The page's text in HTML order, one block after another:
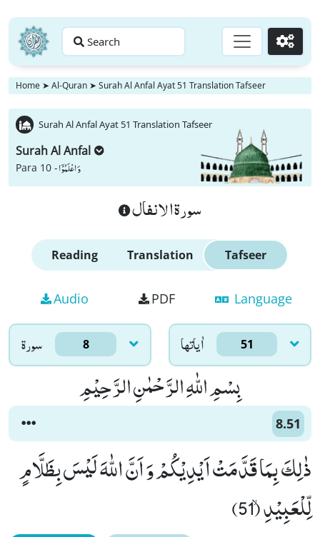
Search Go
Home ➤ Al-Quran ➤ Surah Al Anfal Ayat 51 Translation Tafseer
Surah Al Anfal Ayat 51 Translation Tafseer
Surah Al Anfal
Para 10 -وَ اعْلَمُوْۤا
سورة الانفال
Reading Translation Tafseer
Audio PDF Language
سورۃ 8 اٰياتها 51
بِسْمِ اللّٰهِ الرَّحْمٰنِ الرَّحِیْمِ
8.51
ذٰلِكَ بِمَا قَدَّمَتْ اَیْدِیْكُمْ وَ اَنَّ اللّٰهَ لَیْسَ بِظَلَّامٍ
لِّلْعَبِیْدِۙ (51)